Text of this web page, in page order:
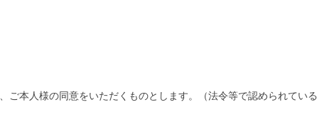
ご本人様の同意をいただくものとします。（法令等で認められている